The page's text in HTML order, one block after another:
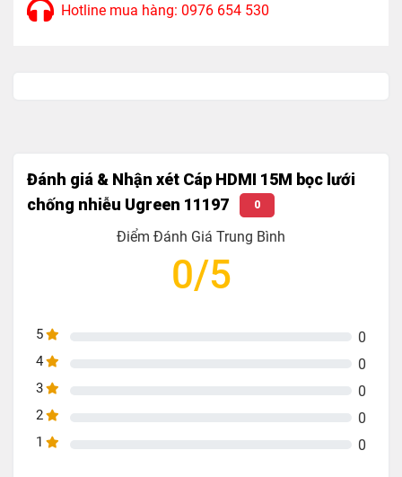
Hotline mua hàng: 0976 654 530
Đánh giá & Nhận xét Cáp HDMI 15M bọc lưới
chống nhiễu Ugreen 11197
0
Điểm Đánh Giá Trung Bình
0/5
5 0
4 0
3 0
2 0
1 0